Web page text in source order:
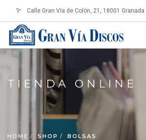
Calle Gran Vía de Colón, 21, 18001 Granada
info@granviadiscos.com
TIENDA ONLINE
SOBRE NOSOTROS
TIENDA ONLINE
HOME SHOP BOLSAS